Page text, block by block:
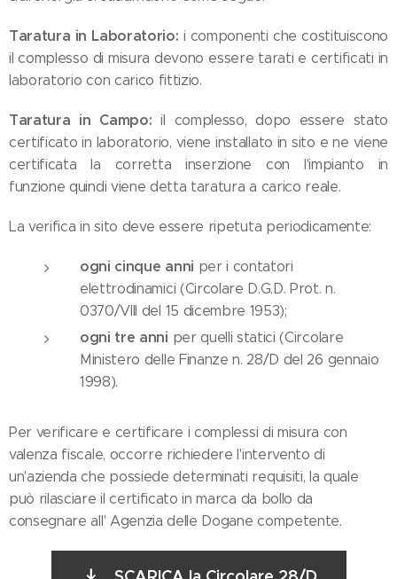
Taratura in Laboratorio: i componenti che costituiscono
il complesso di misura devono essere tarati e certificati in
laboratorio con carico fittizio.
Taratura in Campo: il complesso, dopo essere stato
certificato in laboratorio, viene installato in sito e ne viene
certificata la corretta inserzione con l'impianto in
funzione quindi viene detta taratura a carico reale.
La verifica in sito deve essere ripetuta periodicamente:
ogni cinque anni per i contatori
elettrodinamici (Circolare D.G.D. Prot. n.
0370/VIII del 15 dicembre 1953);
ogni tre anni per quelli statici (Circolare
Ministero delle Finanze n. 28/D del 26 gennaio
1998).
Per verificare e certificare i complessi di misura con
valenza fiscale, occorre richiedere l'intervento di
un'azienda che possiede determinati requisiti, la quale
può rilasciare il certificato in marca da bollo da
consegnare all' Agenzia delle Dogane competente.